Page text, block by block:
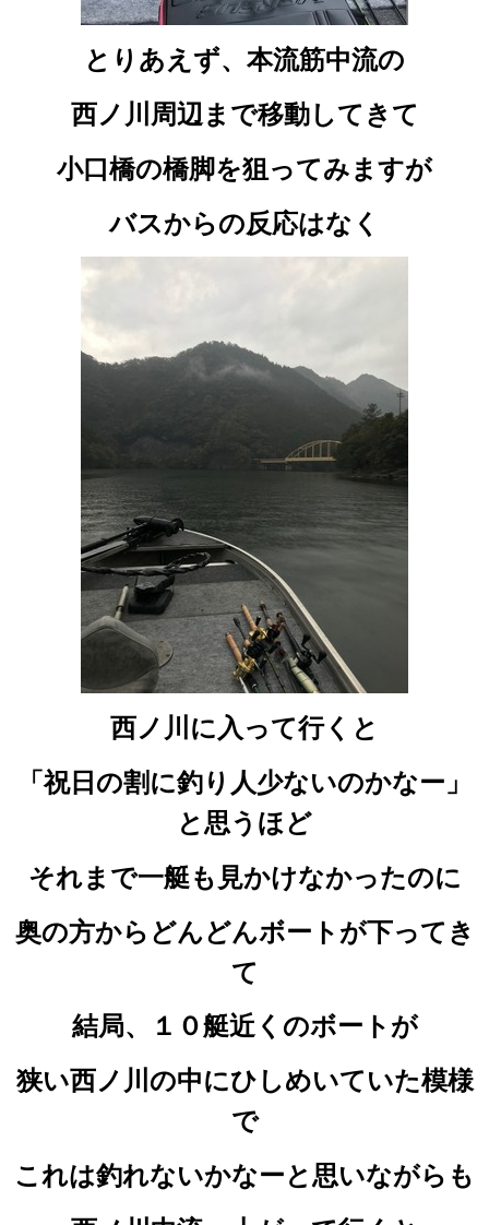
とりあえず、本流筋中流の
西ノ川周辺まで移動してきて
小口橋の橋脚を狙ってみますが
バスからの反応はなく
西ノ川に入って行くと
「祝日の割に釣り人少ないのかなー」
と思うほど
それまで一艇も見かけなかったのに
奥の方からどんどんボートが下ってき
て
結局、１０艇近くのボートが
狭い西ノ川の中にひしめいていた模様
で
これは釣れないかなーと思いながらも